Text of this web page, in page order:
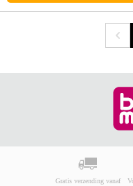
Gratis verzending vanaf